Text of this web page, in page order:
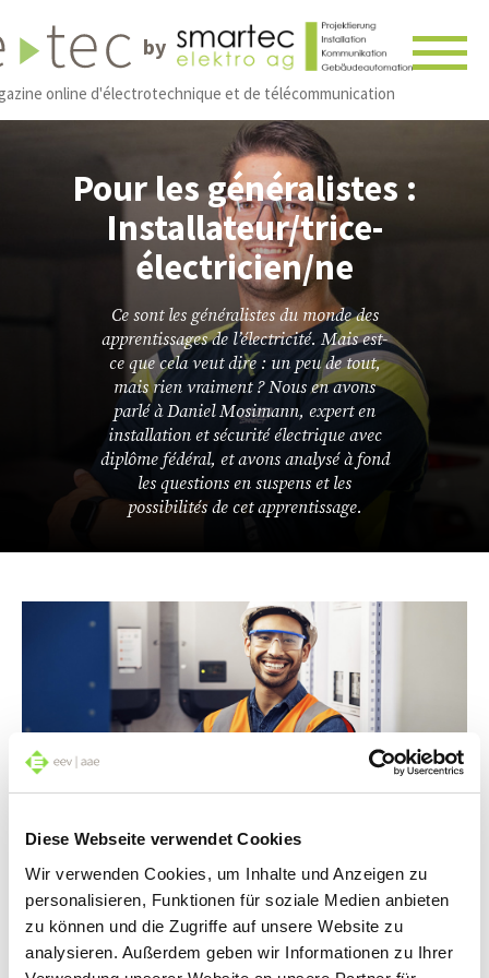
Diese Webseite verwendet Cookies
Wir verwenden Cookies, um Inhalte und Anzeigen zu
personalisieren, Funktionen für soziale Medien anbieten
zu können und die Zugriffe auf unsere Website zu
analysieren. Außerdem geben wir Informationen zu Ihrer
by
online d'électrotechnique et de télécommunication
Pour les généralistes :
Installateur/trice-
électricien/ne
Ce sont les généralistes du monde des
apprentissages de l’électricité. Mais est-
ce que cela veut dire : un peu de tout,
mais rien vraiment ? Nous en avons
parlé à Daniel Mosimann, expert en
installation et sécurité électrique avec
diplôme fédéral, et avons analysé à fond
les questions en suspens et les
possibilités de cet apprentissage.
Une carrière dans les métiers de l’électricité
champ d’activités novateur permettant de participer
activement à la conception des solutions techniques de
l’avenir. Les jeunes professionnels et spécialistes
chevronnés profitent de la demande importante sur le